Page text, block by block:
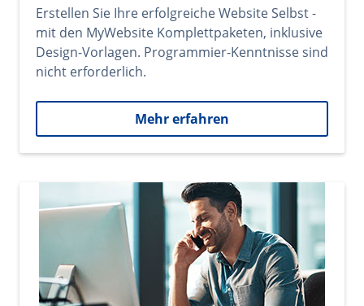
Erstellen Sie Ihre erfolgreiche Website Selbst -
mit den MyWebsite Komplettpaketen, inklusive
Design-Vorlagen. Programmier-Kenntnisse sind
nicht erforderlich.
Mehr erfahren